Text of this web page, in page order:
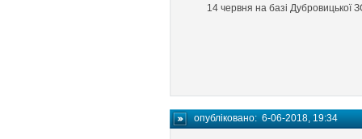
14 червня на базі Дубровицької
опубліковано:6-06-2018, 19:34